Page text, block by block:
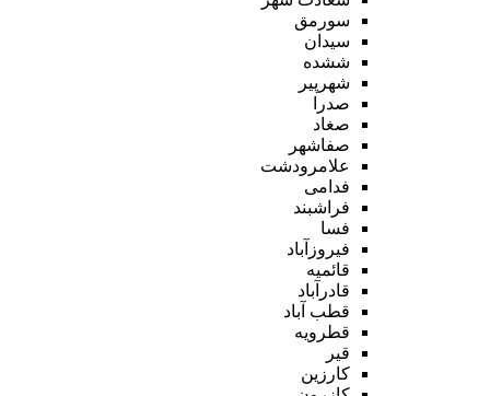
سورمق
سیدان
ششده
شهرپیر
صدرا
صغاد
صفاشهر
علامرودشت
فدامی
فراشبند
فسا
فیروزآباد
قائمیه
قادرآباد
قطب آباد
قطرویه
قیر
کارزین